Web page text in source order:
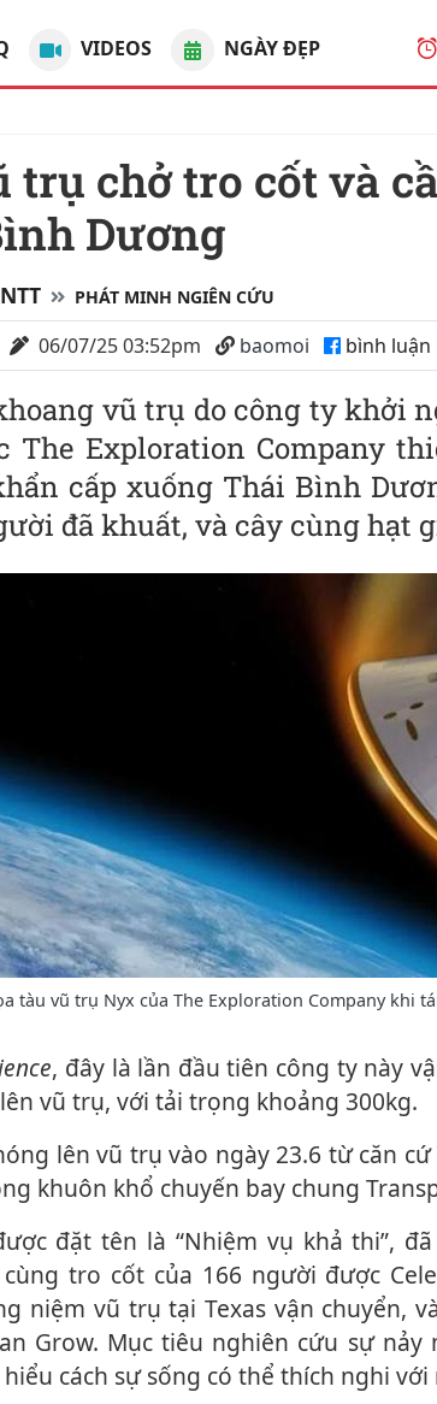
VIDEOS NGÀY ĐẸP
Dương
PHÁT MINH NGIÊN CỨU
06/07/25 03:52pm baomoi bình luận
vũ trụ do công ty khởi
The Exploration Company
cấp xuống Thái Bình
đã khuất, và cây cùng hạt
tàu vũ trụ Nyx của The Exploration Company khi
, đây là lần đầu tiên công ty này
vũ trụ, với tải trọng khoảng 300kg.
khuôn khổ chuyến bay chung
tro cốt của 166 người được
niệm vũ trụ tại Texas vận chuyển,
Grow. Mục tiêu nghiên cứu sự
cách sự sống có thể thích nghi